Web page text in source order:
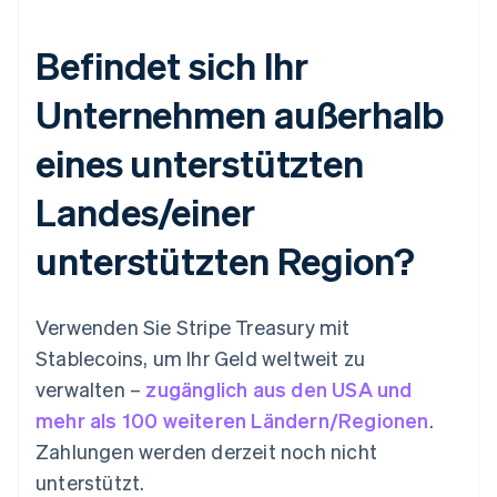
Befindet sich Ihr
Unternehmen außerhalb
eines unterstützten
Landes/einer
unterstützten Region?
Verwenden Sie Stripe Treasury mit
Stablecoins, um Ihr Geld weltweit zu
verwalten – zugänglich aus den USA und
mehr als 100 weiteren Ländern/Regionen.
Zahlungen werden derzeit noch nicht
unterstützt.
English
Irland
Italien
Japan
Kanada
EnglishFrançais
Kroatien
EnglishItaliano
Liechtenstein
Deutsch English
Litauen
Luxemburg
FrançaisDeutschEnglish
Malaysia